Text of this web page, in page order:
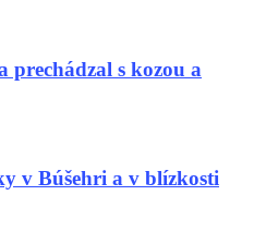
prechádzal s kozou a
v Búšehri a v blízkosti